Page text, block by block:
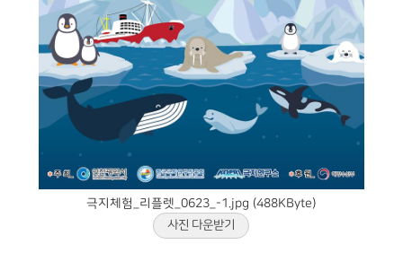
극지체험_리플렛_0623_-1.jpg (488KByte)
사진 다운받기